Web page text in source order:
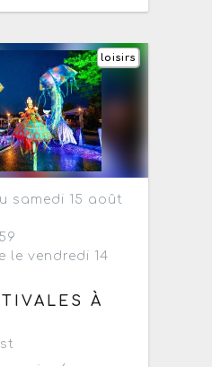
loisirs
samedi 15 août
le vendredi 14
À